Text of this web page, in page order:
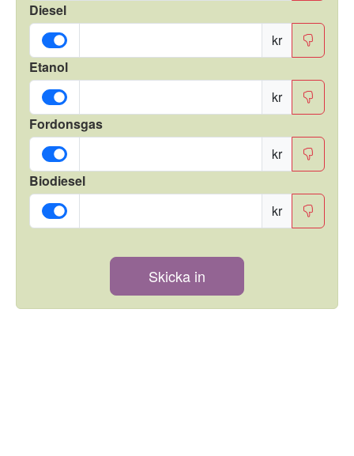
Diesel
kr
Etanol
kr
Fordonsgas
kr
Biodiesel
kr
Skicka in